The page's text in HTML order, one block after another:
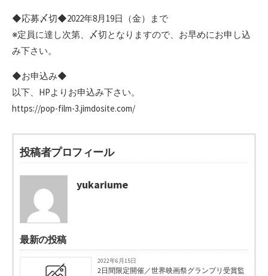
◆応募〆切◆2022年8月19日（金）まで
※定員に達し次第、〆切となりますので、お早めにお申し込
み下さい。
◆お申込み◆
以下、HPよりお申込み下さい。
https://pop-film-3.jimdosite.com/
投稿者プロフィール
yukariume
最新の投稿
2022年6月15日
2日間限定開催／世界映画祭グランプリ受賞監